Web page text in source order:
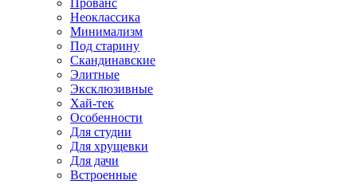
Прованс
Неоклассика
Минимализм
Под старину
Скандинавские
Элитные
Эксклюзивные
Хай-тек
Особенности
Для студии
Для хрущевки
Для дачи
Встроенные